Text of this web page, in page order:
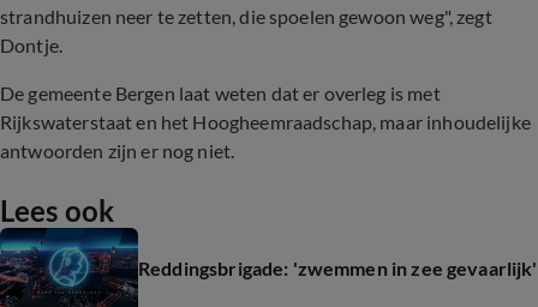
strandhuizen neer te zetten, die spoelen gewoon weg", zegt
Dontje.
De gemeente Bergen laat weten dat er overleg is met
Rijkswaterstaat en het Hoogheemraadschap, maar inhoudelijke
antwoorden zijn er nog niet.
Lees ook
Reddingsbrigade: 'zwemmen in zee gevaarlijk'